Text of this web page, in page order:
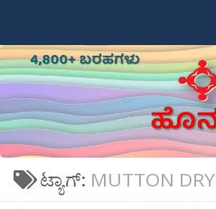
ಟ್ಯಾಗ್: MUTTON DRY